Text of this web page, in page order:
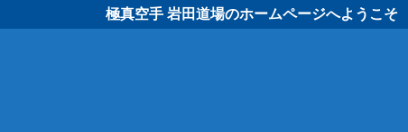
極真空手 岩田道場のホームページへようこそ